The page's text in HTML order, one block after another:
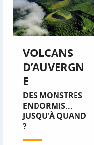
VOLCANS
D’AUVERGN
E
DES MONSTRES
ENDORMIS...
JUSQU'À QUAND
?